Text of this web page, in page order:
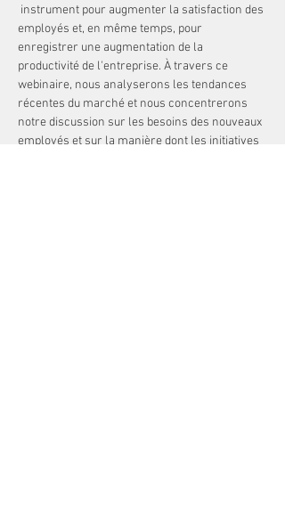
employés et, en même temps, pour
enregistrer une augmentation de la
productivité de l'entreprise. À travers ce
webinaire, nous analyserons les tendances
récentes du marché et nous concentrerons
notre discussion sur les besoins des nouveaux
employés et sur la manière dont les initiatives